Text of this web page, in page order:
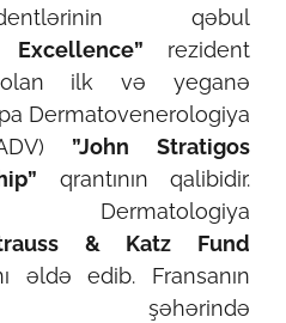
qəbul
Excellence” rezident
olan ilk və yeganə
Dermatovenerologiya
”John Stratigos
qrantının qalibidir.
& Katz Fund
əldə edib. Fransanın